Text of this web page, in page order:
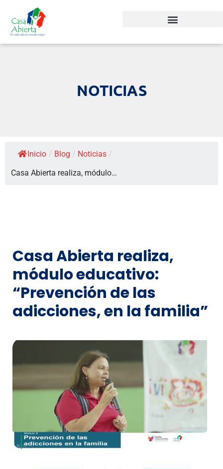
NOTICIAS
Inicio / Blog / Noticias /
Casa Abierta realiza, módulo…
Casa Abierta realiza,
módulo educativo:
“Prevención de las
adicciones, en la familia”